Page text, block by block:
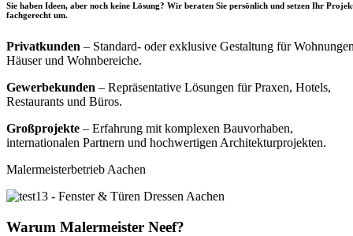
Sie haben Ideen, aber noch keine Lösung? Wir beraten Sie persönlich und setzen Ihr
fachgerecht um.
Privatkunden – Standard- oder exklusive Gestaltung für
Häuser und Wohnbereiche.
Gewerbekunden – Repräsentative Lösungen für Praxen, Hotels,
Restaurants und Büros.
Großprojekte – Erfahrung mit komplexen Bauvorhaben,
internationalen Partnern und hochwertigen Architekturprojekten.
Malermeisterbetrieb Aachen
Warum Malermeister Neef?